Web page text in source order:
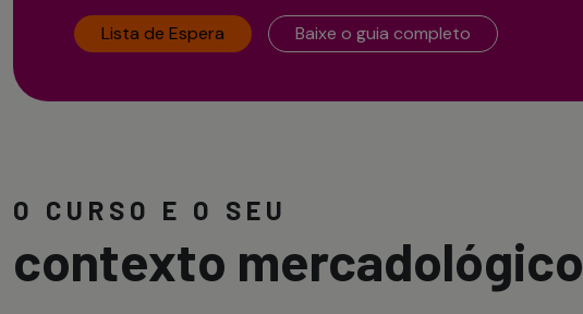
Lista de Espera Baixe o guia completo
O CURSO E O SEU
contexto mercadológico